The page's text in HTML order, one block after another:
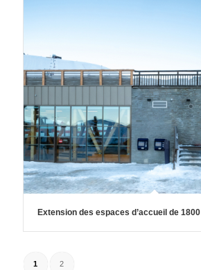
Extension des espaces d’accueil de 1800
1 2